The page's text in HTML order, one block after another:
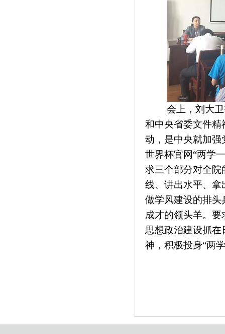
会上，刘大
和中央省委文件精
动，是中央就加强
世界杯官网“两学
求三个部分对全院
线、讲出水平、拿
做学风建设的排头
成才的领头羊。
思想政治建设抓
神，积极投身“两